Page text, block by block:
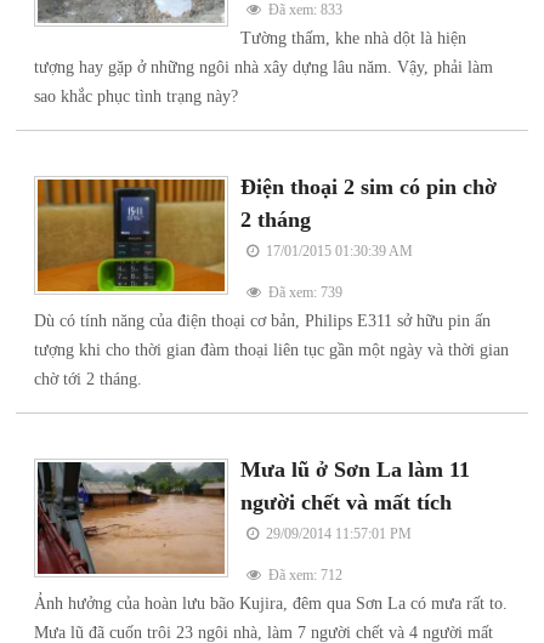
Đã xem: 833
Tường thấm, khe nhà dột là hiện
tượng hay gặp ở những ngôi nhà xây dựng lâu năm. Vậy, phải làm
sao khắc phục tình trạng này?
Điện thoại 2 sim có pin chờ
2 tháng
17/01/2015 01:30:39 AM
Đã xem: 739
Dù có tính năng của điện thoại cơ bản, Philips E311 sở hữu pin ấn
tượng khi cho thời gian đàm thoại liên tục gần một ngày và thời gian
chờ tới 2 tháng.
Mưa lũ ở Sơn La làm 11
người chết và mất tích
29/09/2014 11:57:01 PM
Đã xem: 712
Ảnh hưởng của hoàn lưu bão Kujira, đêm qua Sơn La có mưa rất to.
Mưa lũ đã cuốn trôi 23 ngôi nhà, làm 7 người chết và 4 người mất